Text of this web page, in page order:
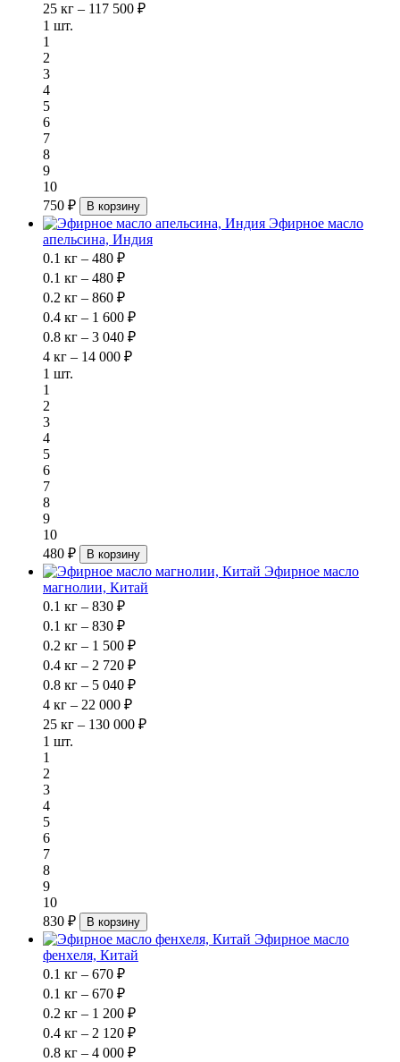
25 кг – 117 500 ₽
1 шт.
1
2
3
4
5
6
7
8
9
10
750 ₽
В корзину
Эфирное масло
апельсина, Индия
0.1 кг – 480 ₽
0.1 кг – 480 ₽
0.2 кг – 860 ₽
0.4 кг – 1 600 ₽
0.8 кг – 3 040 ₽
4 кг – 14 000 ₽
1 шт.
1
2
3
4
5
6
7
8
9
10
480 ₽
В корзину
Эфирное масло
магнолии, Китай
0.1 кг – 830 ₽
0.1 кг – 830 ₽
0.2 кг – 1 500 ₽
0.4 кг – 2 720 ₽
0.8 кг – 5 040 ₽
4 кг – 22 000 ₽
25 кг – 130 000 ₽
1 шт.
1
2
3
4
5
6
7
8
9
10
830 ₽
В корзину
Эфирное масло
фенхеля, Китай
0.1 кг – 670 ₽
0.1 кг – 670 ₽
0.2 кг – 1 200 ₽
0.4 кг – 2 120 ₽
0.8 кг – 4 000 ₽